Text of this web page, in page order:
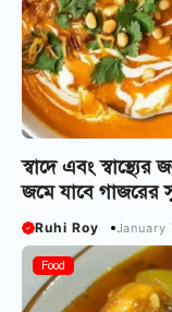
স্বাদে এবং
জমে যাবে গাজরের
Ruhi Roy January
Food